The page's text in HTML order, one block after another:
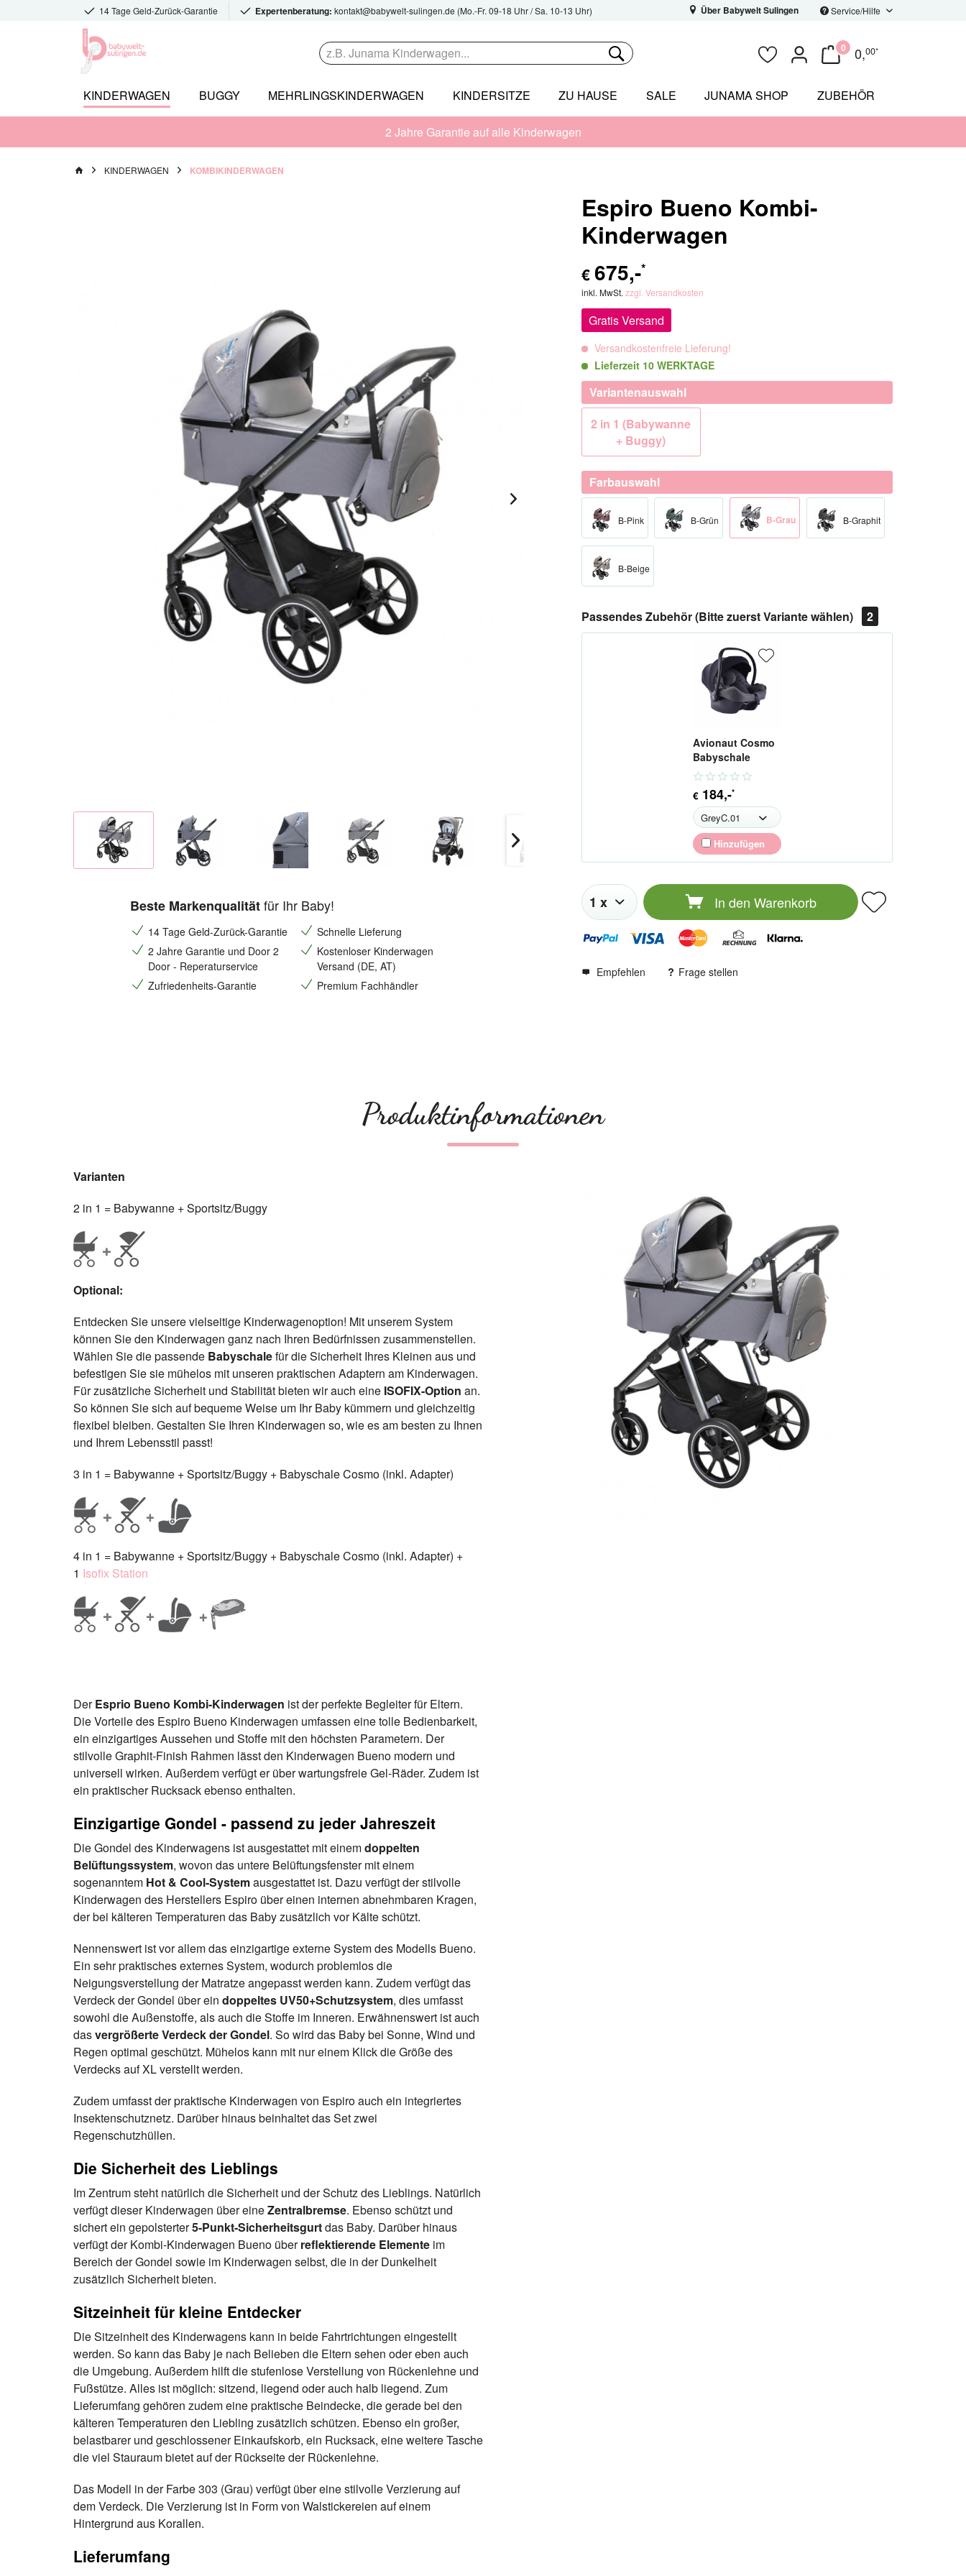
14 Tage Geld-Zurück-Garantie Expertenberatung: kontakt@babywelt-sulingen.de (Mo.-Fr. 09-18 Uhr / Sa. 10-13 Uhr) Über Babywelt Sulingen Service/Hilfe
0 0,00*
KINDERWAGEN BUGGY MEHRLINGSKINDERWAGEN KINDERSITZE ZU HAUSE SALE JUNAMA SHOP ZUBEHÖR
2 Jahre Garantie auf alle Kinderwagen
KINDERWAGEN KOMBIKINDERWAGEN
Beste Markenqualitätfür Ihr Baby!
14 Tage Geld-Zurück-Garantie
Schnelle Lieferung
2 Jahre Garantie und Door 2
Door - Reperaturservice
Kostenloser Kinderwagen
Versand (DE, AT)
Zufriedenheits-Garantie
Premium Fachhändler
Espiro Bueno Kombi-
Kinderwagen
€ 675,-*
inkl. MwSt. zzgl. Versandkosten
Gratis Versand
Versandkostenfreie Lieferung!
Lieferzeit 10 WERKTAGE
Variantenauswahl
2 in 1 (Babywanne
+ Buggy)
Farbauswahl
B-Pink B-Grün B-Grau B-Graphit
B-Beige
Passendes Zubehör (Bitte zuerst Variante wählen) 2
Avionaut Cosmo
Babyschale
€ 184,-*
Hinzufügen
In den Warenkorb
Empfehlen Frage stellen
Produktinformationen
Varianten
2 in 1 = Babywanne + Sportsitz/Buggy
Optional:
Entdecken Sie unsere vielseitige Kinderwagenoption! Mit unserem System
können Sie den Kinderwagen ganz nach Ihren Bedürfnissen zusammenstellen.
Wählen Sie die passende Babyschalefür die Sicherheit Ihres Kleinen aus und
befestigen Sie sie mühelos mit unseren praktischen Adaptern am Kinderwagen.
Für zusätzliche Sicherheit und Stabilität bieten wir auch eine ISOFIX-Option an.
So können Sie sich auf bequeme Weise um Ihr Baby kümmern und gleichzeitig
flexibel bleiben. Gestalten Sie Ihren Kinderwagen so, wie es am besten zu Ihnen
und Ihrem Lebensstil passt!
3 in 1 = Babywanne + Sportsitz/Buggy + Babyschale Cosmo (inkl. Adapter)
4 in 1 = Babywanne + Sportsitz/Buggy + Babyschale Cosmo (inkl. Adapter) +
1 Isofix Station
DerEsprio Bueno Kombi-Kinderwagen ist der perfekte Begleiter für Eltern.
Die Vorteile des Espiro Bueno Kinderwagen umfassen eine tolle Bedienbarkeit,
ein einzigartiges Aussehen und Stoffe mit den höchsten Parametern. Der
stilvolle Graphit-Finish Rahmen lässt den Kinderwagen Bueno modern und
universell wirken. Außerdem verfügt er über wartungsfreie Gel-Räder. Zudem ist
ein praktischer Rucksack ebenso enthalten.
Einzigartige Gondel - passend zu jeder Jahreszeit
Die Gondel des Kinderwagens ist ausgestattet mit einemdoppelten
Belüftungssystem, wovon das untere Belüftungsfenster mit einem
sogenanntem Hot & Cool-Systemausgestattet ist. Dazu verfügt der stilvolle
Kinderwagen des Herstellers Espiro über einen internen abnehmbaren Kragen,
der bei kälteren Temperaturen das Baby zusätzlich vor Kälte schützt.
Nennenswert ist vor allem das einzigartige externe System des Modells Bueno.
Ein sehr praktisches externes System, wodurch problemlos die
Neigungsverstellung der Matratze angepasst werden kann. Zudem verfügt das
Verdeck der Gondel über ein doppeltes UV50+Schutzsystem, dies umfasst
sowohl die Außenstoffe, als auch die Stoffe im Inneren. Erwähnenswert ist auch
dasvergrößerte Verdeck der Gondel. So wird das Baby bei Sonne, Wind und
Regen optimal geschützt. Mühelos kann mit nur einem Klick die Größe des
Verdecks auf XL verstellt werden.
Zudem umfasst der praktische Kinderwagen von Espiro auch ein integriertes
Insektenschutznetz. Darüber hinaus beinhaltet das Set zwei
Regenschutzhüllen.
Die Sicherheit des Lieblings
Im Zentrum steht natürlich die Sicherheit und der Schutz des Lieblings. Natürlich
verfügt dieser Kinderwagen über eineZentralbremse. Ebenso schützt und
sichert ein gepolsterter5-Punkt-Sicherheitsgurtdas Baby. Darüber hinaus
verfügt der Kombi-Kinderwagen Bueno überreflektierende Elemente im
Bereich der Gondel sowie im Kinderwagen selbst, die in der Dunkelheit
zusätzlich Sicherheit bieten.
Sitzeinheit für kleine Entdecker
Die Sitzeinheit des Kinderwagens kann in beide Fahrtrichtungen eingestellt
werden. So kann das Baby je nach Belieben die Eltern sehen oder eben auch
die Umgebung. Außerdem hilft die stufenlose Verstellung von Rückenlehne und
Fußstütze. Alles ist möglich: sitzend, liegend oder auch halb liegend. Zum
Lieferumfang gehören zudem eine praktische Beindecke, die gerade bei den
kälteren Temperaturen den Liebling zusätzlich schützen. Ebenso ein großer,
belastbarer und geschlossener Einkaufskorb, ein Rucksack, eine weitere Tasche
die viel Stauraum bietet auf der Rückseite der Rückenlehne.
Das Modell in der Farbe 303 (Grau) verfügt über eine stilvolle Verzierung auf
dem Verdeck. Die Verzierung ist in Form von Walstickereien auf einem
Hintergrund aus Korallen.
Lieferumfang